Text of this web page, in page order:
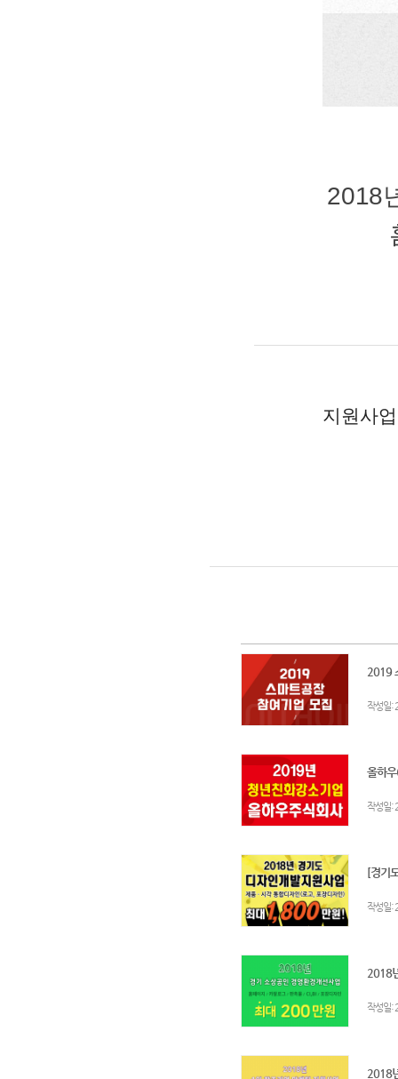
2018
지원사
2019
작성일
올하
작성일
[경기
작성일
2018
작성일
2018